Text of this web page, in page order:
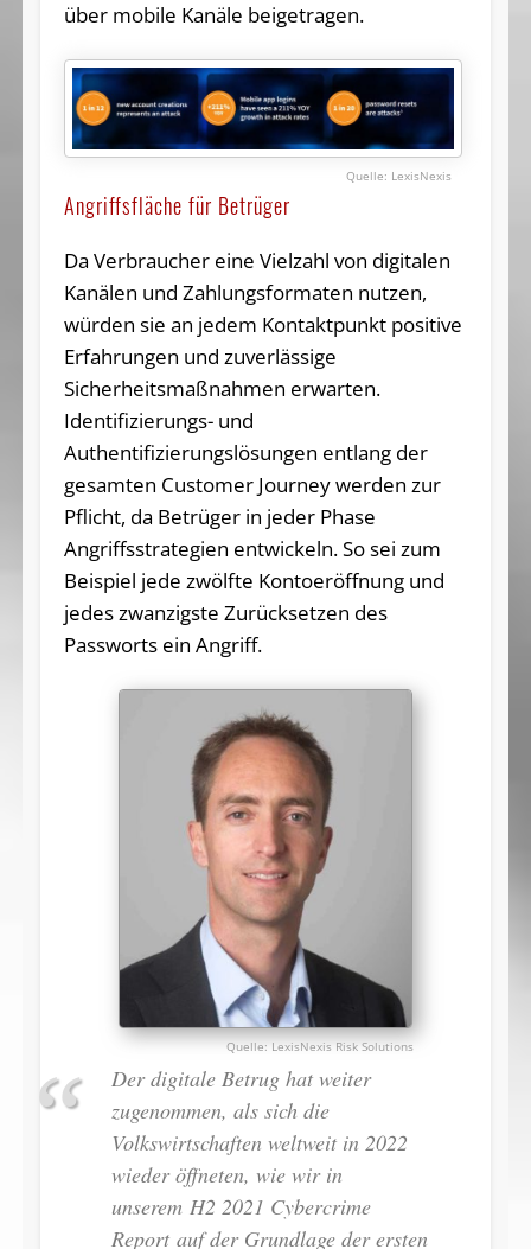
über mobile Kanäle beigetragen.
LexisNexis
Angriffsfläche für Betrüger
Da Verbraucher eine Vielzahl von digitalen
Kanälen und Zahlungsformaten nutzen,
würden sie an jedem Kontaktpunkt positive
Erfahrungen und zuverlässige
Sicherheitsmaßnahmen erwarten.
Identifizierungs- und
Authentifizierungslösungen entlang der
gesamten Customer Journey werden zur
Pflicht, da Betrüger in jeder Phase
Angriffsstrategien entwickeln. So sei zum
Beispiel jede zwölfte Kontoeröffnung und
jedes zwanzigste Zurücksetzen des
Passworts ein Angriff.
LexisNexis Risk Solutions
Der digitale Betrug hat weiter
zugenommen, als sich die
Volkswirtschaften weltweit in 2022
wieder öffneten, wie wir in
unserem H2 2021 Cybercrime
Report auf der Grundlage der ersten